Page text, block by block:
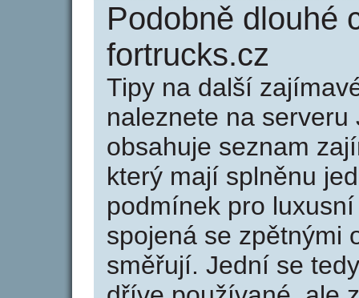
Podobně dlouhé
fortrucks.cz
Tipy na další
naleznete na serveru
obsahuje seznam
který mají splněnu
podmínek pro
spojená se zpětnými
směřují. Jední se